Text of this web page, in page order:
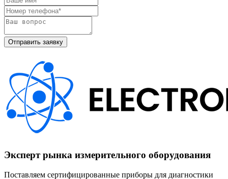
Эксперт рынка измерительного оборудования
Поставляем сертифицированные приборы для диагностики